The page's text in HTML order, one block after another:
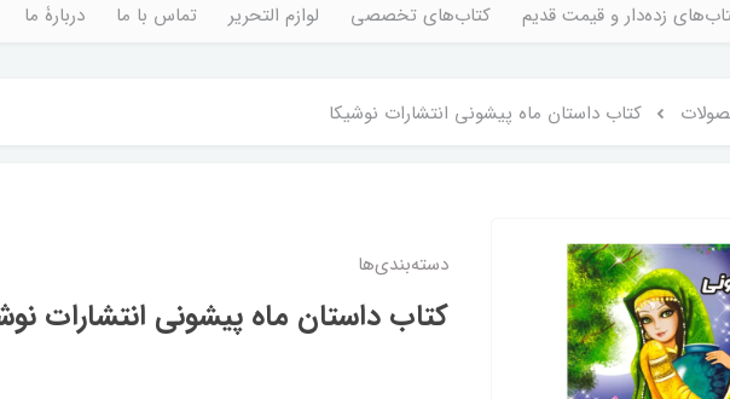
زده‌دار و قیمت قدیم کتاب‌های تخصصی لوازم التحریر تماس با ما دربارۀ ما
کتاب داستان ماه پیشونی انتشارات نوشیکا
دسته‌بندی‌ها
کتاب داستان ماه پیشونی انتشارات